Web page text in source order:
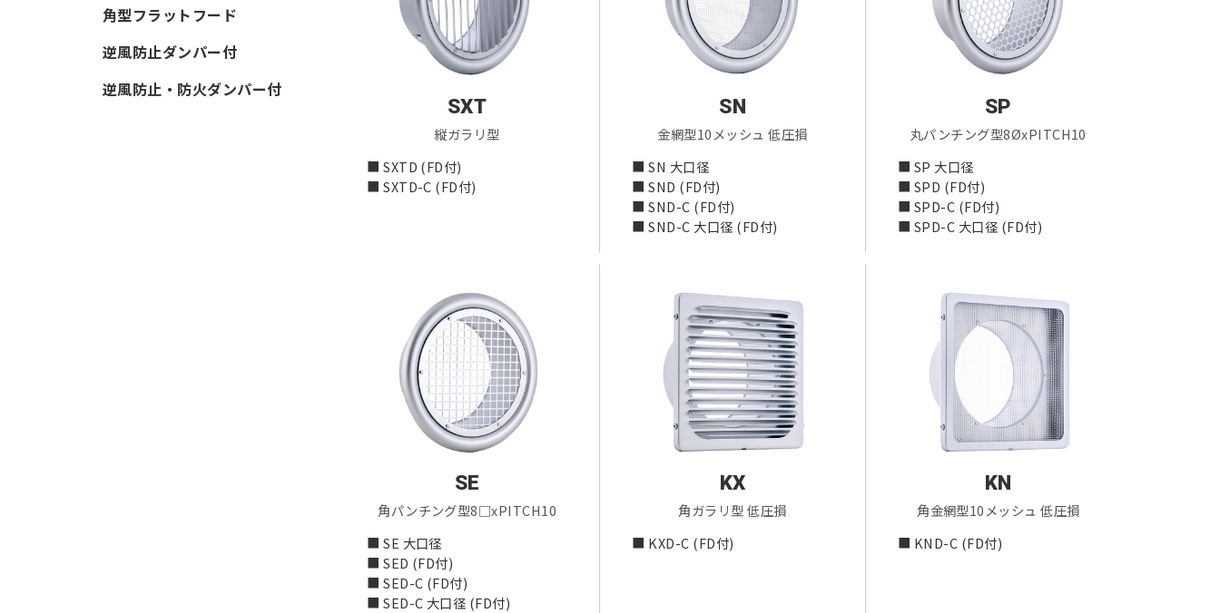
角型フラットフード
逆風防止ダンパー付
逆風防止・防火ダンパー付
SXT
縦ガラリ型
■ SXTD (FD付)
■ SXTD-C (FD付)
SN
金網型10メッシュ 低圧損
■ SN 大口径
■ SND (FD付)
■ SND-C (FD付)
■ SND-C 大口径 (FD付)
SP
丸パンチング型8ØxPITCH10
■ SP 大口径
■ SPD (FD付)
■ SPD-C (FD付)
■ SPD-C 大口径 (FD付)
SE
角パンチング型8□xPITCH10
■ SE 大口径
■ SED (FD付)
■ SED-C (FD付)
■ SED-C 大口径 (FD付)
KX
角ガラリ型 低圧損
■ KXD-C (FD付)
KN
角金網型10メッシュ 低圧損
■ KND-C (FD付)